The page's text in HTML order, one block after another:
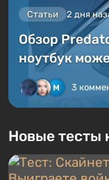
Статьи 2 дня
Обзор
ноутбук
3
Новые